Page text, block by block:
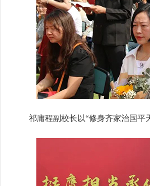
祁庸程副校长以“修身齐家治国平